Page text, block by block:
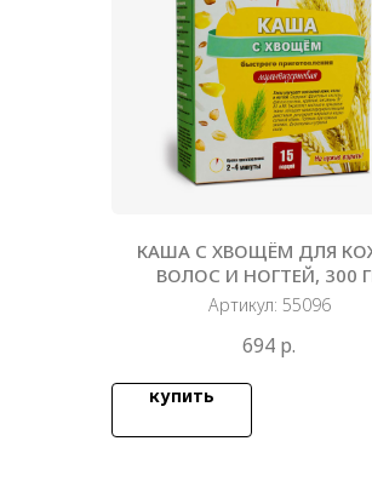
КАША С ХВОЩЁМ ДЛЯ
ВОЛОС И НОГТЕЙ, 300
Артикул: 55096
694 р.
купить